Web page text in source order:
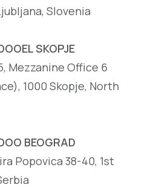
Slovenia
SKOPJE
Mezzanine Office 6
1000 Skopje, North
BEOGRAD
Popovica 38-40, 1st